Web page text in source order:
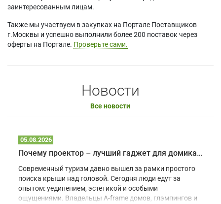
заинтересованным лицам.
Также мы участвуем в закупках на Портале Поставщиков
г.Москвы и успешно выполнили более 200 поставок через
оферты на Портале. Проверьте сами.
Новости
Все новости
05.08.2026
Почему проектор – лучший гаджет для домика в глэмпинге
Современный туризм давно вышел за рамки простого
поиска крыши над головой. Сегодня люди едут за
опытом: уединением, эстетикой и особыми
ощущениями. Владельцы A-frame домов, глэмпингов и